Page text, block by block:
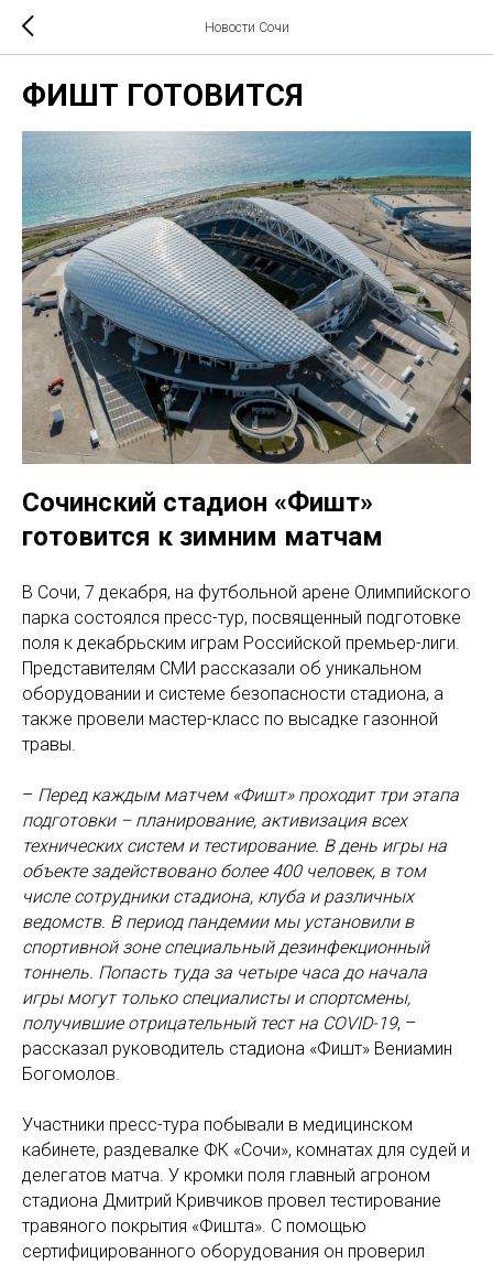
Новости Сочи
ФИШТ ГОТОВИТСЯ
Сочинский стадион «Фишт»
готовится к зимним матчам
В Сочи, 7 декабря, на футбольной арене Олимпийского
парка состоялся пресс-тур, посвященный подготовке
поля к декабрьским играм Российской премьер-лиги.
Представителям СМИ рассказали об уникальном
оборудовании и системе безопасности стадиона, а
также провели мастер-класс по высадке газонной
травы.
– Перед каждым матчем «Фишт» проходит три этапа
подготовки – планирование, активизация всех
технических систем и тестирование. В день игры на
объекте задействовано более 400 человек, в том
числе сотрудники стадиона, клуба и различных
ведомств. В период пандемии мы установили в
спортивной зоне специальный дезинфекционный
тоннель. Попасть туда за четыре часа до начала
игры могут только специалисты и спортсмены,
получившие отрицательный тест на COVID-19, –
рассказал руководитель стадиона «Фишт» Вениамин
Богомолов.
Участники пресс-тура побывали в медицинском
кабинете, раздевалке ФК «Сочи», комнатах для судей и
делегатов матча. У кромки поля главный агроном
стадиона Дмитрий Кривчиков провел тестирование
травяного покрытия «Фишта». С помощью
сертифицированного оборудования он проверил